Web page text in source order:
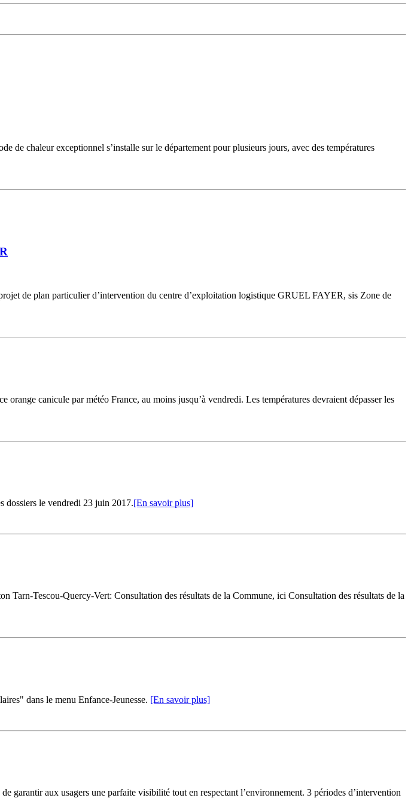
chaleur exceptionnel s’installe sur le département pour plusieurs jours, avec des températures
de plan particulier d’intervention du centre d’exploitation logistique GRUEL FAYER, sis Zone de
canicule par météo France, au moins jusqu’à vendredi. Les températures devraient dépasser les
dossiers le vendredi 23 juin 2017.[En savoir plus]
Tarn-Tescou-Quercy-Vert: Consultation des résultats de la Commune, ici Consultation des résultats de la
dans le menu Enfance-Jeunesse. [En savoir plus]
garantir aux usagers une parfaite visibilité tout en respectant l’environnement. 3 périodes d’intervention